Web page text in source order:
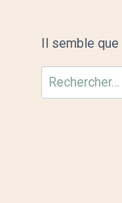
Il semble que
Rechercher :